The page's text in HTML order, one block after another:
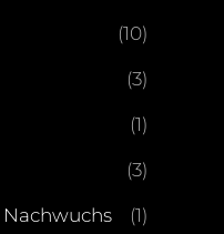
(10)
(3)
(1)
(3)
(1)